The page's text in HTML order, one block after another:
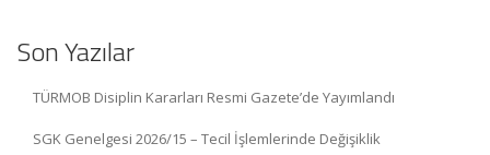
Son Yazılar
TÜRMOB Disiplin Kararları Resmi Gazete’de Yayımlandı
SGK Genelgesi 2026/15 – Tecil İşlemlerinde Değişiklik